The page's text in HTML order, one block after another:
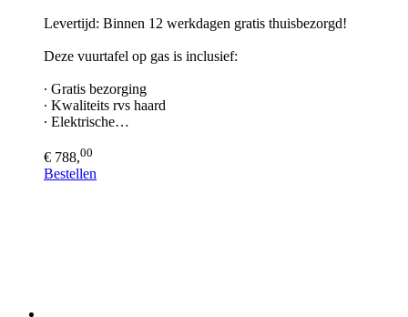
Levertijd: Binnen 12 werkdagen gratis thuisbezorgd!
Deze vuurtafel op gas is inclusief:
∙ Gratis bezorging
∙ Kwaliteits rvs haard
∙ Elektrische…
€ 788,00
Bestellen